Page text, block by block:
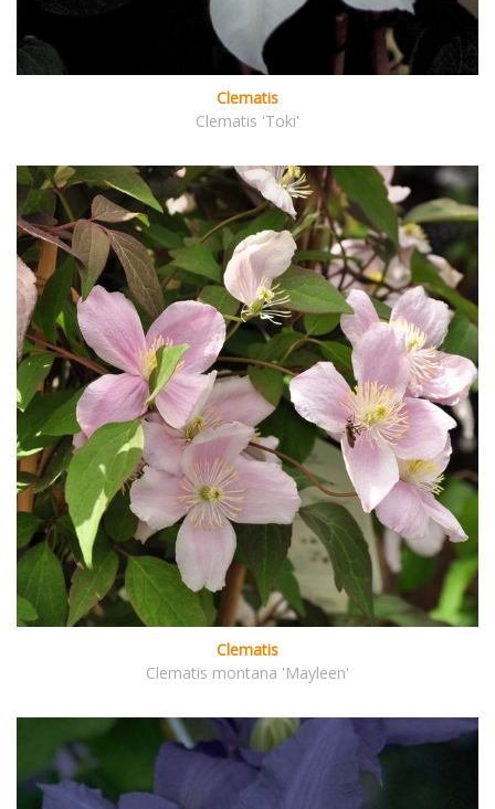
Clematis
Clematis 'Toki'
Clematis
Clematis montana 'Mayleen'